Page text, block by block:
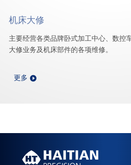
机床大修
主要经营各类品牌卧式加工中心、数控
大修业务及机床部件的各项维修。
更多